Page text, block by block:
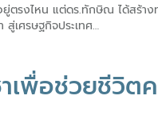
ตรงไหน แต่ดร.ทักษิณ ได้สร้าง
เศรษฐกิจประเทศ…
พื่อช่วยชีวิต